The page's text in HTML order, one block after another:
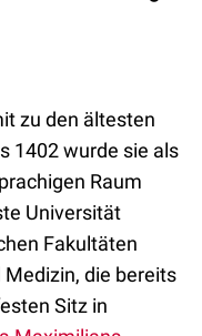
zu den ältesten
1402 wurde sie als
Raum
Universität
Fakultäten
die bereits
Sitz in